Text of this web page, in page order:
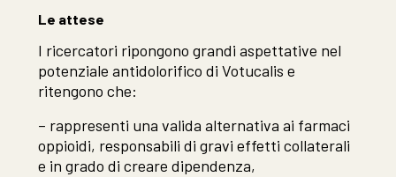
Le attese
I ricercatori ripongono grandi aspettative nel
potenziale antidolorifico di Votucalis e
ritengono che:
– rappresenti una valida alternativa ai farmaci
oppioidi, responsabili di gravi effetti collaterali
e in grado di creare dipendenza,